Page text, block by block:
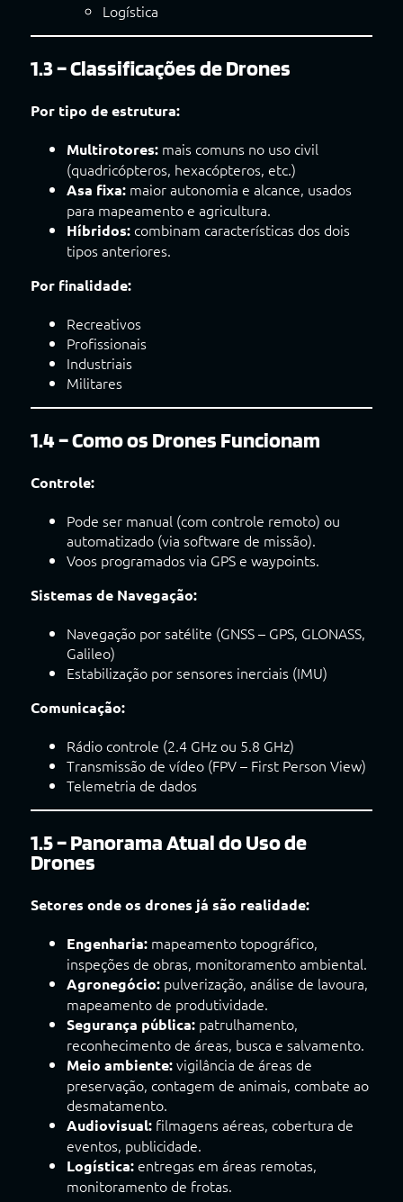
Logística
1.3 – Classificações de Drones
Por tipo de estrutura:
Multirotores:mais comuns no uso civil
(quadricópteros, hexacópteros, etc.)
Asa fixa:maior autonomia e alcance, usados
para mapeamento e agricultura.
Híbridos:combinam características dos dois
tipos anteriores.
Por finalidade:
Recreativos
Profissionais
Industriais
Militares
1.4 – Como os Drones Funcionam
Controle:
Pode ser manual (com controle remoto) ou
automatizado (via software de missão).
Voos programados via GPS e waypoints.
Sistemas de Navegação:
Navegação por satélite (GNSS – GPS, GLONASS,
Galileo)
Estabilização por sensores inerciais (IMU)
Comunicação:
Rádio controle (2.4 GHz ou 5.8 GHz)
Transmissão de vídeo (FPV – First Person View)
Telemetria de dados
1.5 – Panorama Atual do Uso de
Drones
Setores onde os drones já são realidade:
Engenharia:mapeamento topográfico,
inspeções de obras, monitoramento ambiental.
Agronegócio:pulverização, análise de lavoura,
mapeamento de produtividade.
Segurança pública:patrulhamento,
reconhecimento de áreas, busca e salvamento.
Meio ambiente:vigilância de áreas de
preservação, contagem de animais, combate ao
desmatamento.
Audiovisual:filmagens aéreas, cobertura de
eventos, publicidade.
Logística:entregas em áreas remotas,
monitoramento de frotas.